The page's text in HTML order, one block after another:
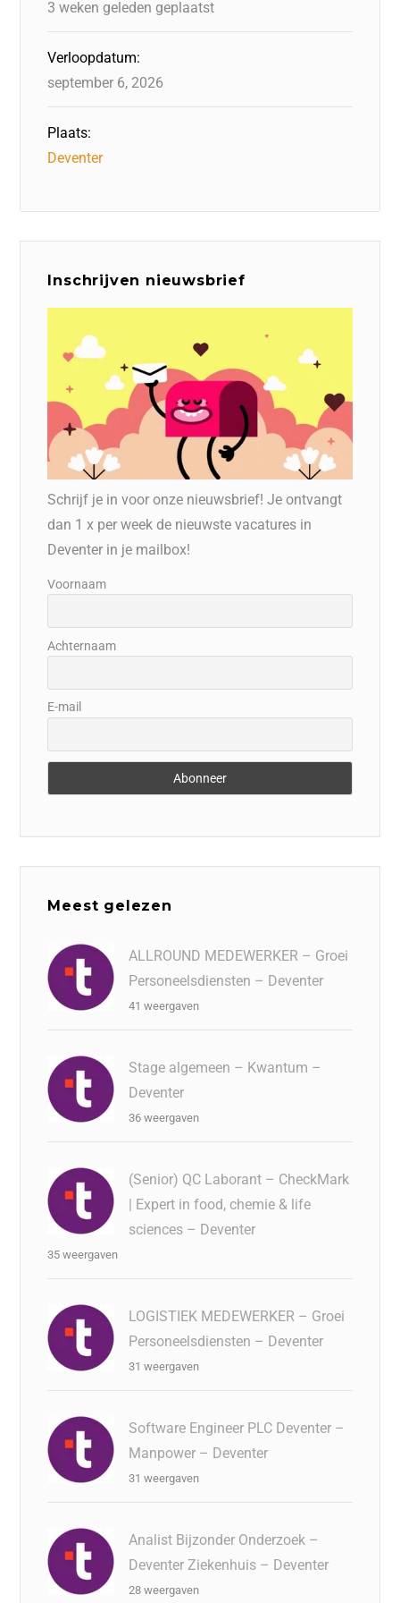
3 weken geleden geplaatst
Verloopdatum:
september 6, 2026
Plaats:
Deventer
Inschrijven nieuwsbrief
Schrijf je in voor onze nieuwsbrief! Je ontvangt
dan 1 x per week de nieuwste vacatures in
Deventer in je mailbox!
Voornaam
Achternaam
E-mail
Meest gelezen
ALLROUND MEDEWERKER – Groei
Personeelsdiensten – Deventer
41 weergaven
Stage algemeen – Kwantum –
Deventer
36 weergaven
(Senior) QC Laborant – CheckMark
| Expert in food, chemie & life
sciences – Deventer
35 weergaven
LOGISTIEK MEDEWERKER – Groei
Personeelsdiensten – Deventer
31 weergaven
Software Engineer PLC Deventer –
Manpower – Deventer
31 weergaven
Analist Bijzonder Onderzoek –
Deventer Ziekenhuis – Deventer
28 weergaven